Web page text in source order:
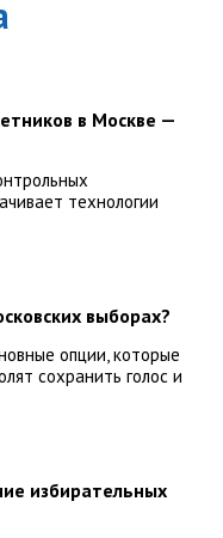
в Москве —
технологии
выборах?
опции, которые
сохранить голос и
избирательных